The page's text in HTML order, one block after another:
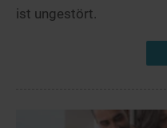
ist ungestört.